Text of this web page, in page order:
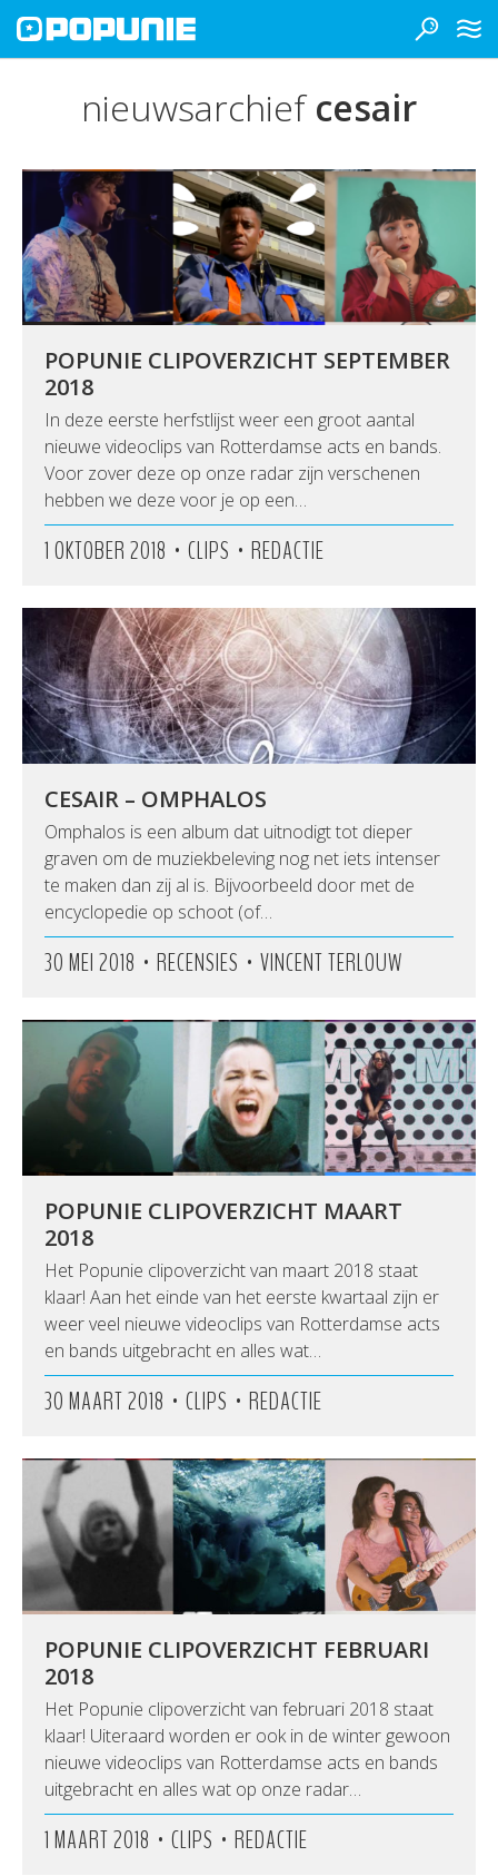
nieuwsarchiefcesair
POPUNIE CLIPOVERZICHT SEPTEMBER
2018
In deze eerste herfstlijst weer een groot aantal
nieuwe videoclips van Rotterdamse acts en bands.
Voor zover deze op onze radar zijn verschenen
hebben we deze voor je op een…
1 OKTOBER 2018 • CLIPS • REDACTIE
CESAIR – OMPHALOS
Omphalos is een album dat uitnodigt tot dieper
graven om de muziekbeleving nog net iets intenser
te maken dan zij al is. Bijvoorbeeld door met de
encyclopedie op schoot (of…
30 MEI 2018 • RECENSIES • VINCENT TERLOUW
POPUNIE CLIPOVERZICHT MAART
2018
Het Popunie clipoverzicht van maart 2018 staat
klaar! Aan het einde van het eerste kwartaal zijn er
weer veel nieuwe videoclips van Rotterdamse acts
en bands uitgebracht en alles wat…
30 MAART 2018 • CLIPS • REDACTIE
POPUNIE CLIPOVERZICHT FEBRUARI
2018
Het Popunie clipoverzicht van februari 2018 staat
klaar! Uiteraard worden er ook in de winter gewoon
nieuwe videoclips van Rotterdamse acts en bands
uitgebracht en alles wat op onze radar…
1 MAART 2018 • CLIPS • REDACTIE